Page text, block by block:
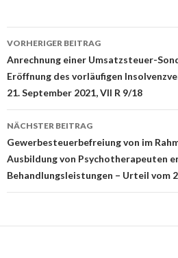
Beitrags-
Navigation
VORHERIGER BEITRAG
Anrechnung einer Umsatzsteuer-
Eröffnung des vorläufigen
21. September 2021, VII R 9/18
NÄCHSTER BEITRAG
Gewerbesteuerbefreiung von im
Ausbildung von Psychotherapeuten
Behandlungsleistungen – Urteil vom